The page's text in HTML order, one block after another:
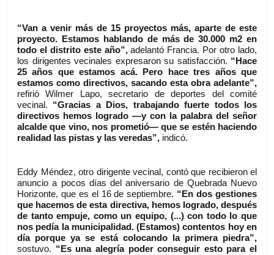
“Van a venir más de 15 proyectos más, aparte de este
proyecto. Estamos hablando de más de 30.000 m2 en
todo el distrito este año”, adelantó Francia. Por otro lado,
los dirigentes vecinales expresaron su satisfacción. “Hace
25 años que estamos acá. Pero hace tres años que
estamos como directivos, sacando esta obra adelante”,
refirió Wilmer Lapo, secretario de deportes del comité
vecinal. “Gracias a Dios, trabajando fuerte todos los
directivos hemos logrado —y con la palabra del señor
alcalde que vino, nos prometió— que se estén haciendo
realidad las pistas y las veredas”, indicó.
Eddy Méndez, otro dirigente vecinal, contó que recibieron el
anuncio a pocos días del aniversario de Quebrada Nuevo
Horizonte, que es el 16 de septiembre. “En dos gestiones
que hacemos de esta directiva, hemos logrado, después
de tanto empuje, como un equipo, (...) con todo lo que
nos pedía la municipalidad. (Estamos) contentos hoy en
día porque ya se está colocando la primera piedra”,
sostuvo. “Es una alegría poder conseguir esto para el